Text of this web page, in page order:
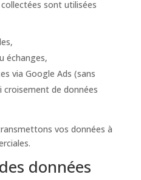
sont utilisées
échanges,
via Google Ads (sans
croisement de données
vos données à
données